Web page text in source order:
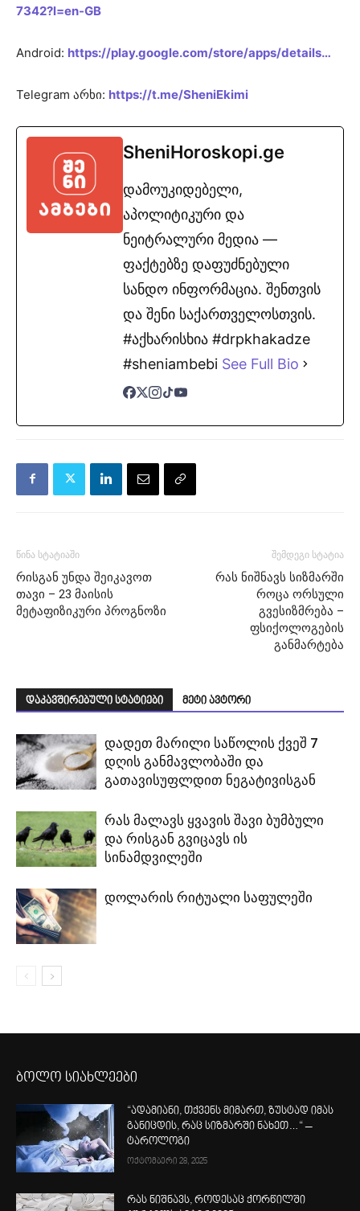
7342?l=en-GB
Android: https://play.google.com/store/apps/details…
Telegram არხი: https://t.me/SheniEkimi
SheniHoroskopi.ge
დამოუკიდებელი,
აპოლიტიკური და
ნეიტრალური მედია —
ფაქტებზე დაფუძნებული
სანდო ინფორმაცია. შენთვის
და შენი საქართველოსთვის.
#აქხარისხია #drpkhakadze
#sheniambebi See Full Bio
წინა სტატიაში
რისგან უნდა შეიკავოთ
თავი – 23 მაისის
მეტაფიზიკური პროგნოზი
შემდეგი სტატია
რას ნიშნავს სიზმარში
როცა ორსული
გვესიზმრება –
ფსიქოლოგების
განმარტება
დაკავშირებული სტატიები მეტი ავტორი
დადეთ მარილი საწოლის ქვეშ 7
დღის განმავლობაში და
გათავისუფლდით ნეგატივისგან
რას მალავს ყვავის შავი ბუმბული
და რისგან გვიცავს ის
სინამდვილეში
დოლარის რიტუალი საფულეში
ბოლო სიახლეები
“ადამიანი, თქვენს მიმართ, ზუსტად იმას
განიცდის, რაც სიზმარში ნახეთ…“ –
ტაროლოგი
ოქტომბერი 28, 2025
რას ნიშნავს, როდესაც ქორწილში